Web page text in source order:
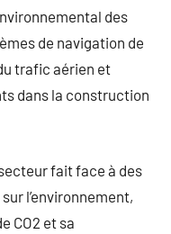
des
de navigation de
trafic aérien et
dans la construction
fait face à des
l’environnement,
CO2 et sa